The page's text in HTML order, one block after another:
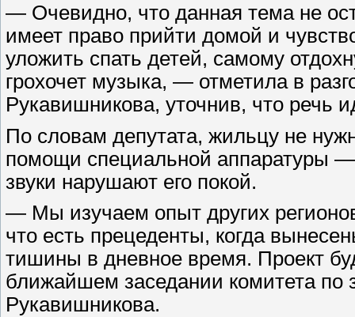
— Очевидно, что данная тема не
имеет право прийти домой и
уложить спать детей, самому
грохочет музыка, — отметила в
Рукавишникова, уточнив, что речь
По словам депутата, жильцу не
помощи специальной аппаратуры —
звуки нарушают его покой.
— Мы изучаем опыт других
что есть прецеденты, когда
тишины в дневное время. Проект
ближайшем заседании комитета по
Рукавишникова.